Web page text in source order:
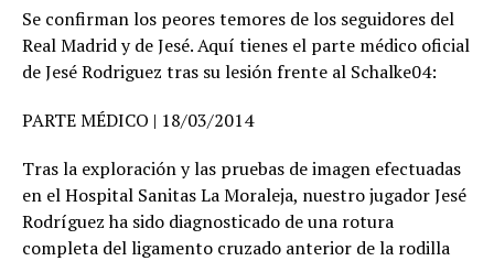
Se confirman los peores temores de los seguidores del
Real Madrid y de Jesé. Aquí tienes el parte médico oficial
de Jesé Rodriguez tras su lesión frente al Schalke04:
PARTE MÉDICO | 18/03/2014
Tras la exploración y las pruebas de imagen efectuadas
en el Hospital Sanitas La Moraleja, nuestro jugador Jesé
Rodríguez ha sido diagnosticado de una rotura
completa del ligamento cruzado anterior de la rodilla